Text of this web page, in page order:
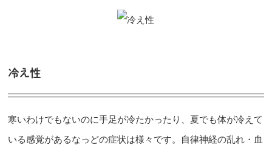
冷え性
寒いわけでもないのに手足が冷たかったり、夏でも体が冷えて
いる感覚があるなっどの症状は様々です。自律神経の乱れ・血